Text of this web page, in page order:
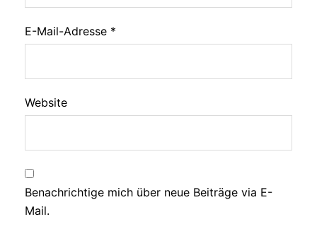
E-Mail-Adresse *
Website
Benachrichtige mich über neue Beiträge via E-
Mail.